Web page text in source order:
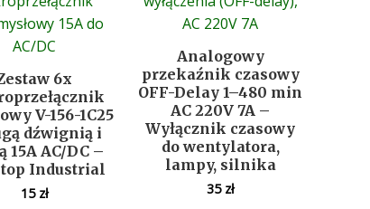
6x
V-156-1C25
dźwignią i
15A AC/DC –
Industrial
15 zł
Analogowy
przekaźnik czasowy
OFF-Delay 1–480 min
AC 220V 7A –
Wyłącznik czasowy
do wentylatora,
lampy, silnika
35 zł